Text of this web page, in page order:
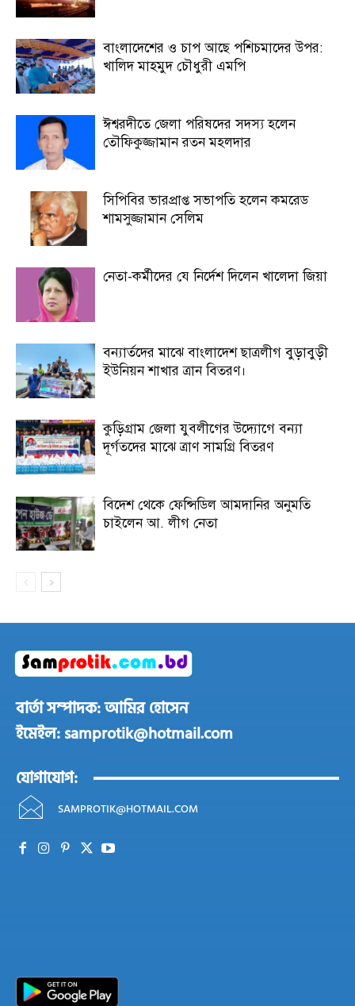
বাংলাদেশের ও চাপ আছে পশিচমাদের উপর:
খালিদ মাহমুদ চৌধুরী এমপি
ঈশ্বরদীতে জেলা পরিষদের সদস্য হলেন
তৌফিকুজ্জামান রতন মহলদার
সিপিবির ভারপ্রাপ্ত সভাপতি হলেন কমরেড
শামসুজ্জামান সেলিম
নেতা-কর্মীদের যে নির্দেশ দিলেন খালেদা জিয়া
বন্যার্তদের মাঝে বাংলাদেশ ছাত্রলীগ বুড়াবুড়ী
ইউনিয়ন শাখার ত্রান বিতরণ।
কুড়িগ্রাম জেলা যুবলীগের উদ্যোগে বন্যা
দূর্গতদের মাঝে ত্রাণ সামগ্রি বিতরণ
বিদেশ থেকে ফেন্সিডিল আমদানির অনুমতি
চাইলেন আ. লীগ নেতা
বার্তা সম্পাদক: আমির হোসেন
ইমেইল: samprotik@hotmail.com
যোগাযোগ:
SAMPROTIK@HOTMAIL.COM